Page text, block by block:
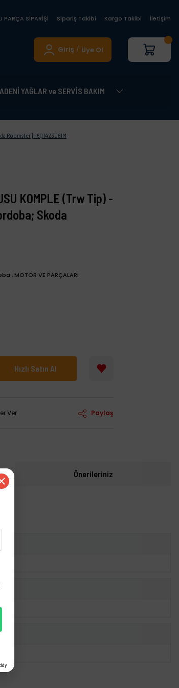
PARÇA SİPARİŞİ Sipariş Takibi Kargo Takibi İletişim
Giriş / Üye Ol
YAĞLAR ve SERVİS BAKIM
Roomster] - 6Q1423061M
KOMPLE (Trw Tip) -
Skoda
, MOTOR VE PARÇALARI
Hızlı Satın Al
Ver Paylaş
Önerileriniz